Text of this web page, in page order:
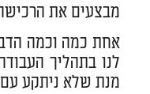
מבצעים את
אחת כמה וכמה
לנו בתהליך
מנת שלא ניתקע עם